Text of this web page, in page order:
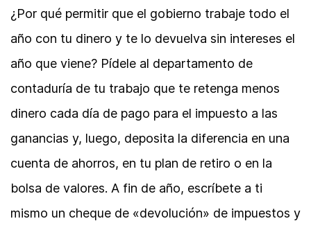
¿Por qué permitir que el gobierno trabaje todo el
año con tu dinero y te lo devuelva sin intereses el
año que viene? Pídele al departamento de
contaduría de tu trabajo que te retenga menos
dinero cada día de pago para el impuesto a las
ganancias y, luego, deposita la diferencia en una
cuenta de ahorros, en tu plan de retiro o en la
bolsa de valores. A fin de año, escríbete a ti
mismo un cheque de «devolución» de impuestos y